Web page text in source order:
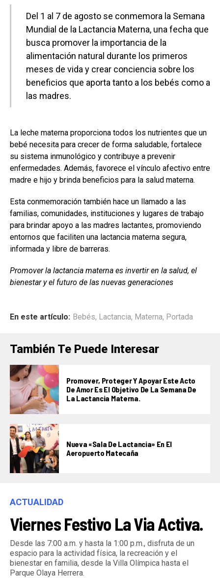
Del 1 al 7 de agosto se conmemora la Semana
Mundial de la Lactancia Materna, una fecha que
busca promover la importancia de la
alimentación natural durante los primeros
meses de vida y crear conciencia sobre los
beneficios que aporta tanto a los bebés como a
las madres.
La leche materna proporciona todos los nutrientes que un
bebé necesita para crecer de forma saludable, fortalece
su sistema inmunológico y contribuye a prevenir
enfermedades. Además, favorece el vínculo afectivo entre
madre e hijo y brinda beneficios para la salud materna.
Esta conmemoración también hace un llamado a las
familias, comunidades, instituciones y lugares de trabajo
para brindar apoyo a las madres lactantes, promoviendo
entornos que faciliten una lactancia materna segura,
informada y libre de barreras.
Promover la lactancia materna es invertir en la salud, el
bienestar y el futuro de las nuevas generaciones
En este artículo: Bebés, Lactancia, Materna, Portada
También Te Puede Interesar
Promover, Proteger Y Apoyar Este Acto
De Amor Es El Objetivo De La Semana De
La Lactancia Materna.
Nueva «Sala De Lactancia» En El
Aeropuerto Matecaña
ACTUALIDAD
Viernes Festivo La Via Activa.
Desde las 7:00 a.m. y hasta la 1:00 p.m., disfruta de un
espacio para la actividad física, la recreación y el
bienestar en familia, desde la Villa Olímpica hasta el
Parque Olaya Herrera.